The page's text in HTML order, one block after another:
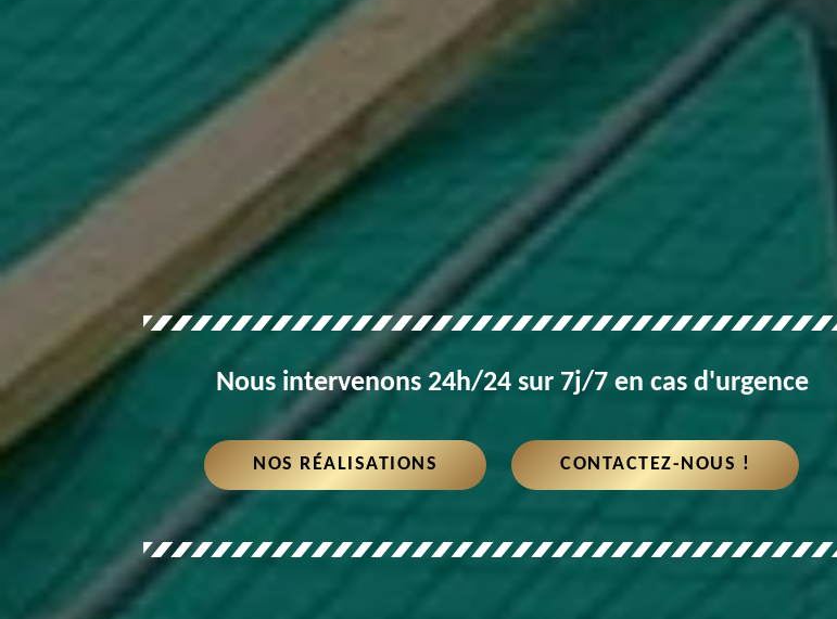
Nous intervenons 24h/24 sur 7j/7 en cas d'urgence
NOS RÉALISATIONS CONTACTEZ-NOUS !